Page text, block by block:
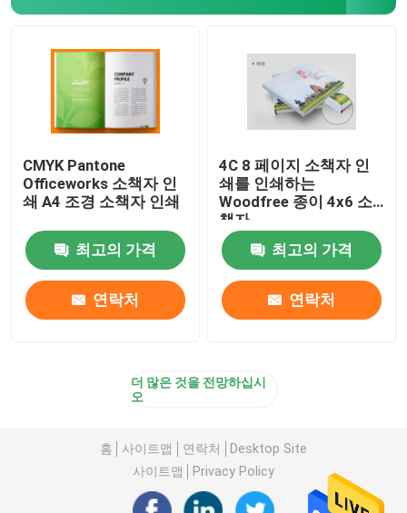
CMYK Pantone
Officeworks 소책자 인
쇄 A4 조경 소책자 인쇄
최고의 가격
연락처
4C 8 페이지 소책자 인
쇄를 인쇄하는
Woodfree 종이 4x6 소
책자
최고의 가격
연락처
더 많은 것을 전망하십시
오
홈 사이트맵 연락처
Desktop Site
사이트맵
Privacy Policy